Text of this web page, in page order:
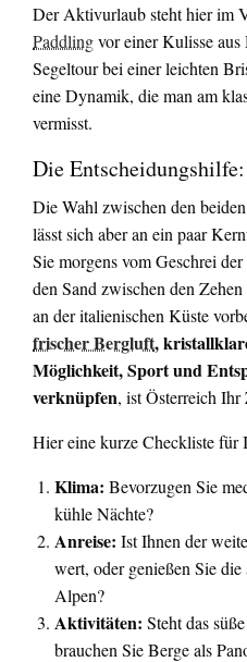
Der Aktivurlaub steht hier im
Paddlingvor einer Kulisse aus
Segeltour bei einer leichten
eine Dynamik, die man am
vermisst.
Die
Die Wahl zwischen den
lässt sich aber an ein paar
Sie morgens vom Geschrei
den Sand zwischen den
an der italienischen Küste
frischer Bergluft,
Möglichkeit, Sport und
verknüpfen, ist Österreich Ihr
Hier eine kurze Checkliste für
Klima: Bevorzugen Sie
kühle Nächte?
Anreise: Ist Ihnen der
wert, oder genießen Sie
Alpen?
Aktivitäten: Steht das
brauchen Sie Berge als